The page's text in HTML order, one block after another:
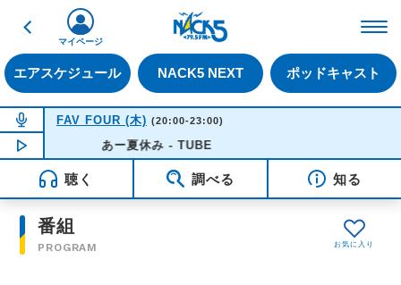
戻る
エアスケジュール NACK5 NEXT ポッドキャスト
マイページ
NOW ON AIR
FAV FOUR (木) (20:00-23:00)
NOW PLAYING20:50
あー夏休み - TUBE
聴く 調べる 知る
番組
PROGRAM